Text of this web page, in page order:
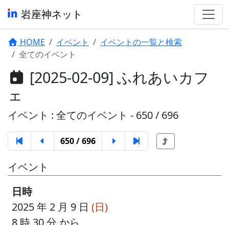
岩座神ネット
HOME イベント
イベントの一覧と検索
全てのイベント
[2025-02-09] ふれあいカフ
ェ
イベント : 全てのイベント - 650 / 696
650 / 696
イベント
日時
2025 年 2 月 9 日 (日)
8 時 30 分 から